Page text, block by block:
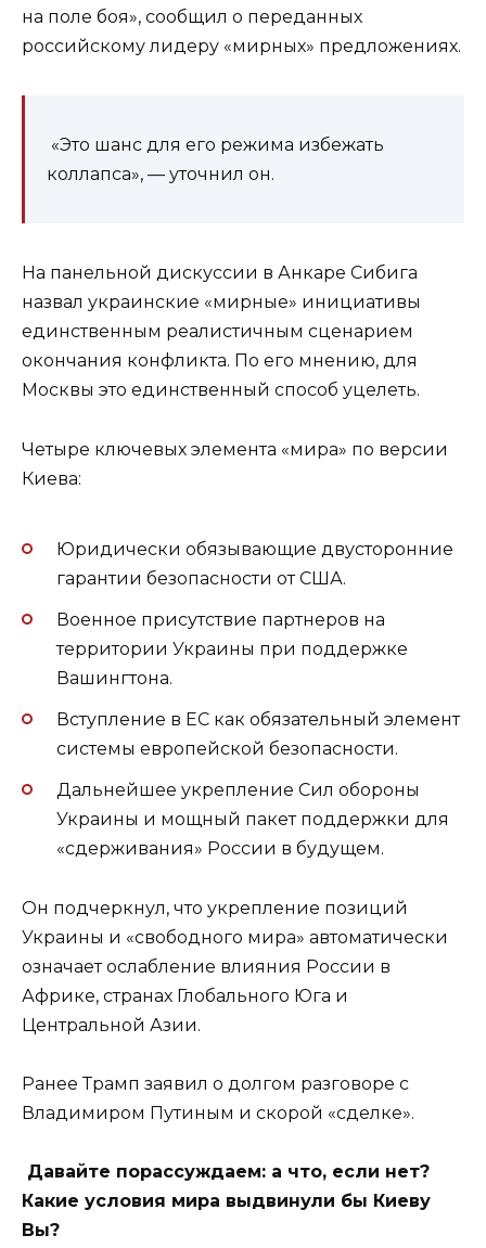
на поле боя», сообщил о переданных
российскому лидеру «мирных» предложениях.
«Это шанс для его режима избежать
коллапса», — уточнил он.
На панельной дискуссии в Анкаре Сибига
назвал украинские «мирные» инициативы
единственным реалистичным сценарием
окончания конфликта. По его мнению, для
Москвы это единственный способ уцелеть.
Четыре ключевых элемента «мира» по версии
Киева:
Юридически обязывающие двусторонние
гарантии безопасности от США.
Военное присутствие партнеров на
территории Украины при поддержке
Вашингтона.
Вступление в ЕС как обязательный элемент
системы европейской безопасности.
Дальнейшее укрепление Сил обороны
Украины и мощный пакет поддержки для
«сдерживания» России в будущем.
Он подчеркнул, что укрепление позиций
Украины и «свободного мира» автоматически
означает ослабление влияния России в
Африке, странах Глобального Юга и
Центральной Азии.
Ранее Трамп заявил о долгом разговоре с
Владимиром Путиным и скорой «сделке».
Давайте порассуждаем: а что, если нет?
Какие условия мира выдвинули бы Киеву
Вы?